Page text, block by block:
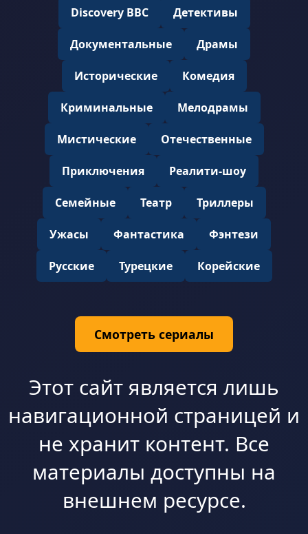
Discovery BBC Детективы
Документальные Драмы
Исторические Комедия
Криминальные Мелодрамы
Мистические Отечественные
Приключения Реалити-шоу
Семейные Театр Триллеры
Ужасы Фантастика Фэнтези
Русские Турецкие Корейские
Смотреть сериалы
Этот сайт является лишь
навигационной страницей и
не хранит контент. Все
материалы доступны на
внешнем ресурсе.